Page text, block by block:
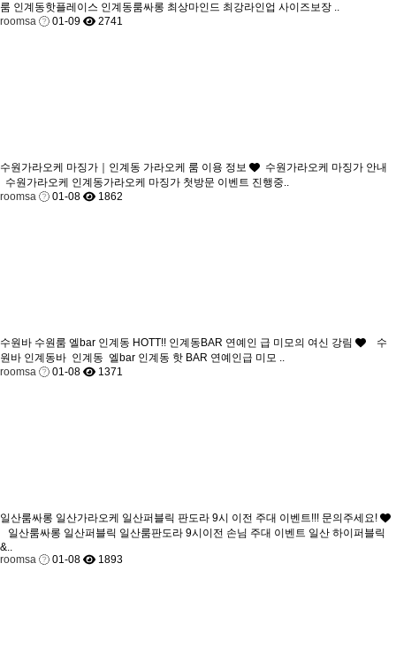
룸 인계동핫플레이스 인계동룸싸롱 최상마인드 최강라인업 사이즈보장 ..
roomsa
01-09 2741
수원가라오케 마징가｜인계동 가라오케 룸 이용 정보
수원가라오케 마징가 안내
수원가라오케 인계동가라오케 마징가 첫방문 이벤트 진행중..
roomsa
01-08 1862
수원바 수원룸 엘bar 인계동 HOTT!! 인계동BAR 연예인 급 미모의 여신 강림
수
원바 인계동바 인계동 엘bar 인계동 핫 BAR 연예인급 미모 ..
roomsa
01-08 1371
일산룸싸롱 일산가라오케 일산퍼블릭 판도라 9시 이전 주대 이벤트!!! 문의주세요!
일산룸싸롱 일산퍼블릭 일산룸판도라 9시이전 손님 주대 이벤트 일산 하이퍼블릭
&..
roomsa
01-08 1893